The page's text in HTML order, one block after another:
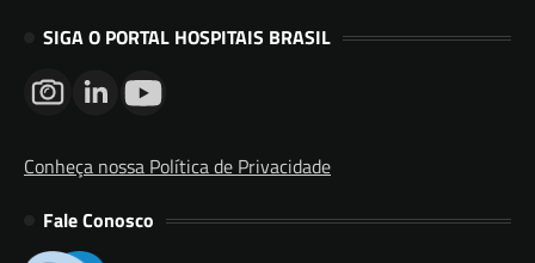
SIGA O PORTAL HOSPITAIS BRASIL
Conheça nossa Política de Privacidade
Fale Conosco